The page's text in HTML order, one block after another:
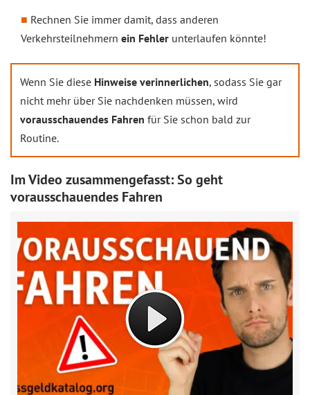
Rechnen Sie immer damit, dass anderen
Verkehrsteilnehmern ein Fehler unterlaufen könnte!
Wenn Sie diese Hinweise verinnerlichen, sodass Sie gar
nicht mehr über Sie nachdenken müssen, wird
vorausschauendes Fahren für Sie schon bald zur
Routine.
Im Video zusammengefasst: So geht
vorausschauendes Fahren